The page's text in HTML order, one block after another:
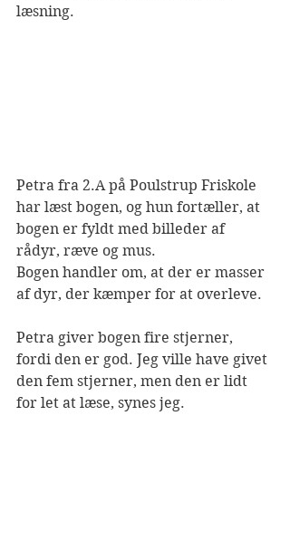
læsning.
Petra fra 2.A på Poulstrup Friskole
har læst bogen, og hun fortæller, at
bogen er fyldt med billeder af
rådyr, ræve og mus.
Bogen handler om, at der er masser
af dyr, der kæmper for at overleve.
Petra giver bogen fire stjerner,
fordi den er god. Jeg ville have givet
den fem stjerner, men den er lidt
for let at læse, synes jeg.